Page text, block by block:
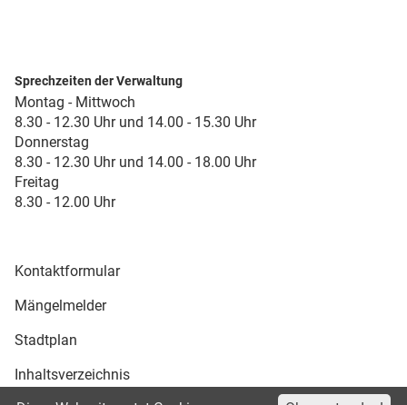
Sprechzeiten der Verwaltung
Montag - Mittwoch
8.30 - 12.30 Uhr und 14.00 - 15.30 Uhr
Donnerstag
8.30 - 12.30 Uhr und 14.00 - 18.00 Uhr
Freitag
8.30 - 12.00 Uhr
Kontaktformular
Mängelmelder
Stadtplan
Inhaltsverzeichnis